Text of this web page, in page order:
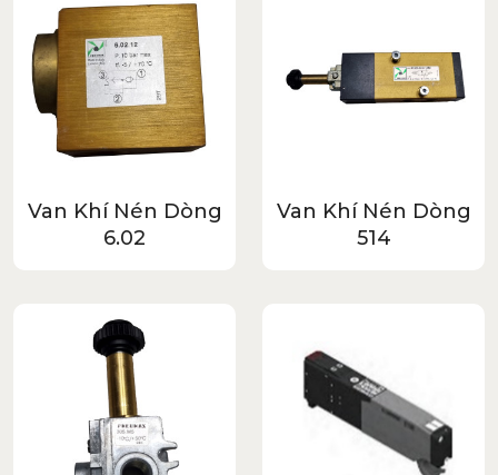
Van Khí Nén Dòng
6.02
Van Khí Nén Dòng
514